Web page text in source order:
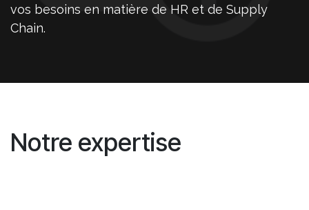
vos besoins en matière de HR et de Supply
Chain.
Notre expertise